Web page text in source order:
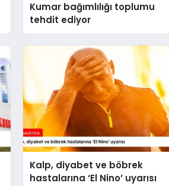
Kumar bağımlılığı toplumu
tehdit ediyor
Kalp, diyabet ve böbrek
hastalarına ‘El Nino’ uyarısı